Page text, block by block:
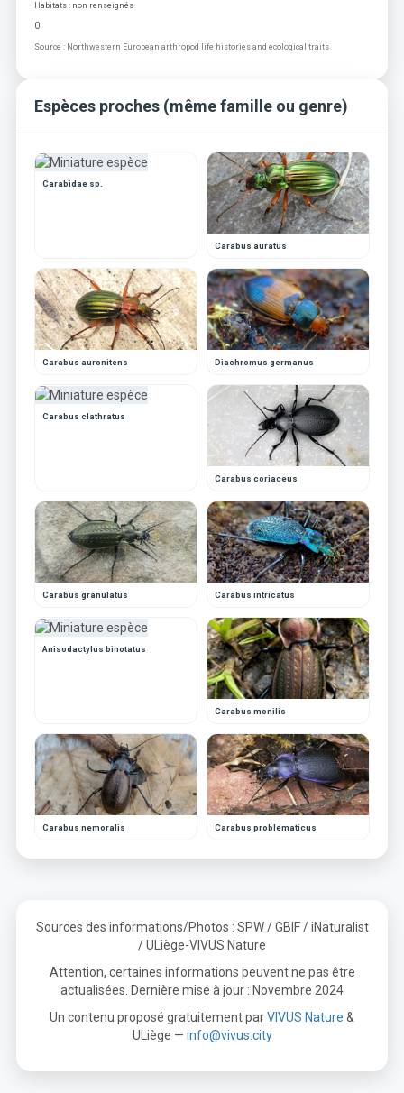
Habitats : non renseignés
0
Source : Northwestern European arthropod life histories and ecological traits
Espèces proches (même famille ou genre)
Carabidae sp.
Carabus auratus
Carabus auronitens Diachromus germanus
Carabus clathratus
Carabus coriaceus
Carabus granulatus Carabus intricatus
Anisodactylus binotatus
Carabus monilis
Carabus nemoralis Carabus problematicus
Sources des informations/Photos : SPW / GBIF / iNaturalist
/ ULiège-VIVUS Nature
Attention, certaines informations peuvent ne pas être
actualisées. Dernière mise à jour : Novembre 2024
Un contenu proposé gratuitement parVIVUS Nature &
ULiège — info@vivus.city